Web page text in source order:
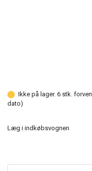
Ikke på lager. 6 stk.
dato)
Læg i indkøbsvognen